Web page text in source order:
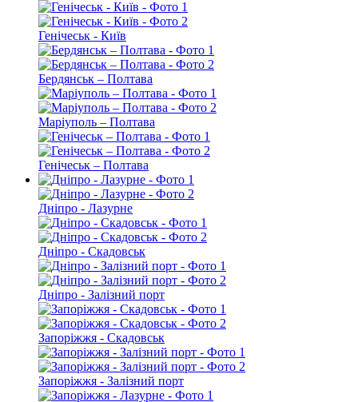
Генічеськ - Київ
Бердянськ – Полтава
Маріуполь – Полтава
Генічеськ – Полтава
Дніпро - Лазурне
Дніпро - Скадовськ
Дніпро - Залізний порт
Запоріжжя - Скадовськ
Запоріжжя - Залізний порт